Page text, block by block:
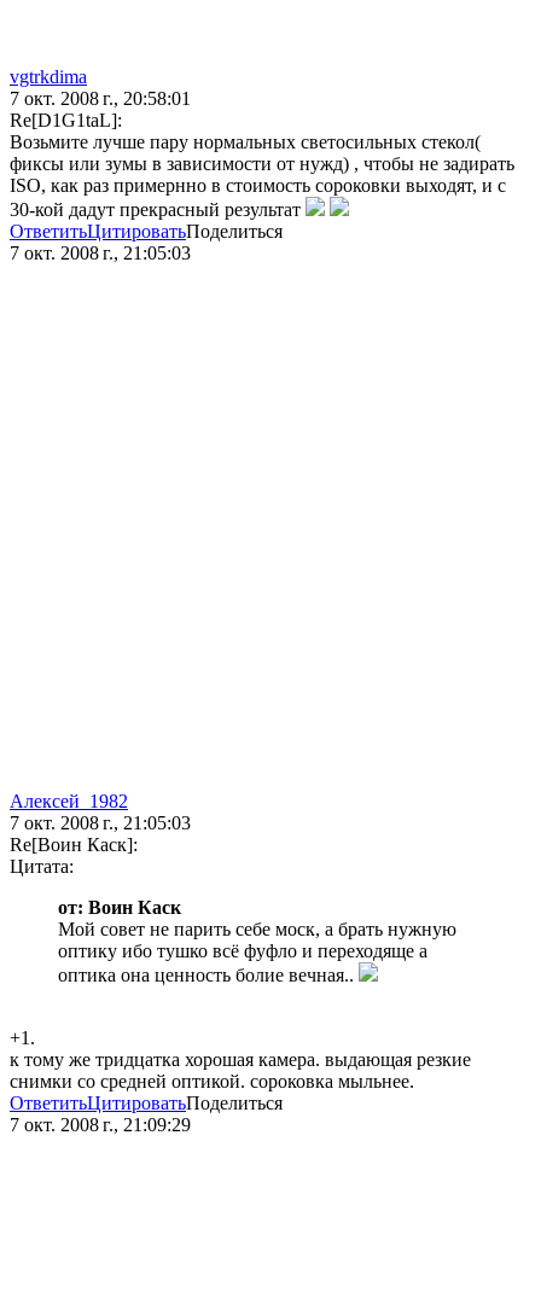
vgtrkdima
7 окт. 2008 г., 20:58:01
Re[D1G1taL]:
Возьмите лучше пару нормальных светосильных стекол(
фиксы или зумы в зависимости от нужд) , чтобы не задирать
ISO, как раз примернно в стоимость сороковки выходят, и с
30-кой дадут прекрасный результат
ОтветитьЦитироватьПоделиться
7 окт. 2008 г., 21:05:03
Алексей_1982
7 окт. 2008 г., 21:05:03
Re[Воин Каск]:
Цитата:
от: Воин Каск
Мой совет не парить себе моск, а брать нужную
оптику ибо тушко всё фуфло и переходяще а
оптика она ценность болие вечная..
+1.
к тому же тридцатка хорошая камера. выдающая резкие
снимки со средней оптикой. сороковка мыльнее.
ОтветитьЦитироватьПоделиться
7 окт. 2008 г., 21:09:29